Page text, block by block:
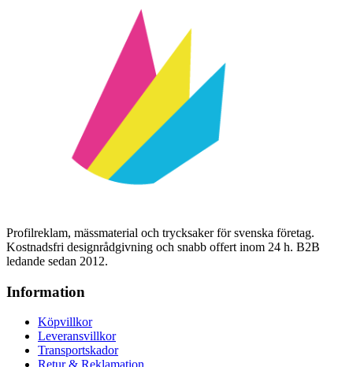
Profilreklam, mässmaterial och trycksaker för svenska företag.
Kostnadsfri designrådgivning och snabb offert inom 24 h. B2B
ledande sedan 2012.
Information
Köpvillkor
Leveransvillkor
Transportskador